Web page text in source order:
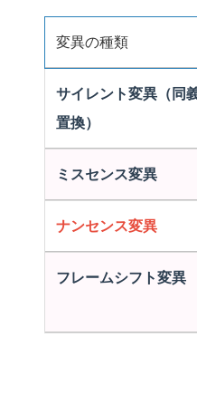
変異の種類
サイレント変異（同
置換）
ミスセンス変異
ナンセンス変異
フレームシフト変異